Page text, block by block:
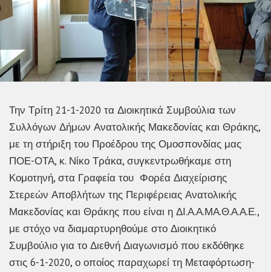
Την Τρίτη 21-1-2020 τα Διοικητικά Συμβούλια των
Συλλόγων Δήμων Ανατολικής Μακεδονίας και Θράκης,
με τη στήριξη του Προέδρου της Ομοσπονδίας μας
ΠΟΕ-ΟΤΑ, κ. Νίκο Τράκα, συγκεντρωθήκαμε στη
Κομοτηνή, στα Γραφεία του Φορέα Διαχείρισης
Στερεών Αποβλήτων της Περιφέρειας Ανατολικής
Μακεδονίας και Θράκης που είναι η ΔΙ.Α.Α.ΜΑ.Θ.Α.Α.Ε.,
με στόχο να διαμαρτυρηθούμε στο Διοικητικό
Συμβούλιο για το Διεθνή Διαγωνισμό που εκδόθηκε
στις 6-1-2020, ο οποίος παραχωρεί τη Μεταφόρτωση-